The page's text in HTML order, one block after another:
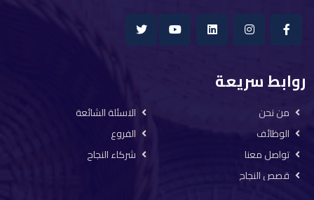
روابط سريعة
من نحن
الوظائف
تواصل معنا
قصص النجاح
الاسئلة الشائعة
الفروع
شركاء النجاح